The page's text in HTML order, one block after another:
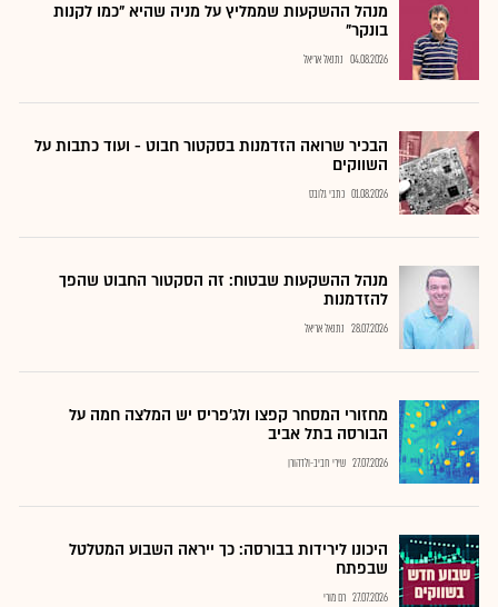
מנהל ההשקעות שממליץ על מניה שהיא "כמו לקנות
בונקר"
04.08.2026 נתנאל אריאל
הבכיר שרואה הזדמנות בסקטור חבוט - ועוד כתבות על
השווקים
01.08.2026 כתבי גלובס
מנהל ההשקעות שבטוח: זה הסקטור החבוט שהפך
להזדמנות
28.07.2026 נתנאל אריאל
מחזורי המסחר קפצו ולג'פריס יש המלצה חמה על
הבורסה בתל אביב
27.07.2026 שירי חביב-ולדהורן
היכונו לירידות בבורסה: כך ייראה השבוע המטלטל
שבפתח
27.07.2026 רם מורי